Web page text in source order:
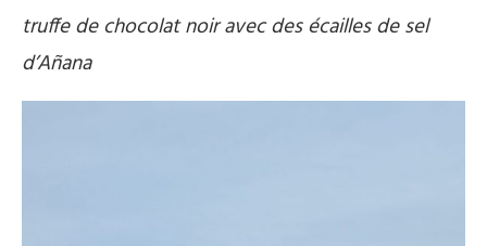
truffe de chocolat noir avec des écailles de sel
d’Añana